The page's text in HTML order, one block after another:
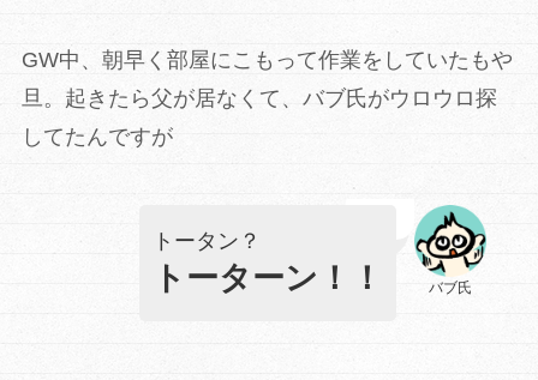
GW中、朝早く部屋にこもって作業をしていたもや
旦。起きたら父が居なくて、バブ氏がウロウロ探
してたんですが
バブ氏
トータン？
トーターン！！